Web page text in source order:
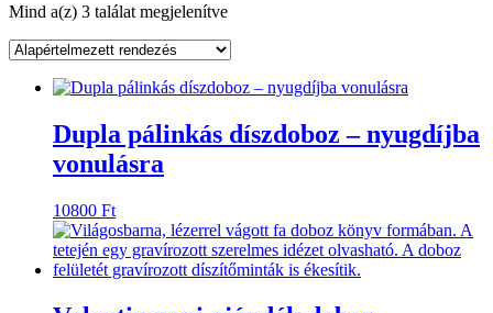
Mind a(z) 3 találat megjelenítve
Dupla pálinkás díszdoboz – nyugdíjba
vonulásra
10800 Ft